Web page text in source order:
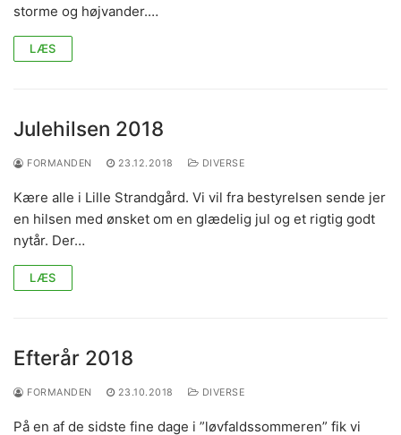
storme og højvander.…
LÆS
Julehilsen 2018
FORMANDEN 23.12.2018 DIVERSE
Kære alle i Lille Strandgård. Vi vil fra bestyrelsen sende jer
en hilsen med ønsket om en glædelig jul og et rigtig godt
nytår. Der…
LÆS
Efterår 2018
FORMANDEN 23.10.2018 DIVERSE
På en af de sidste fine dage i ”løvfaldssommeren” fik vi